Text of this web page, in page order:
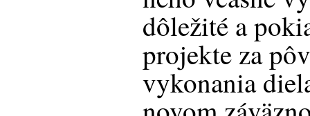
dôležité a
projekte za
vykonania